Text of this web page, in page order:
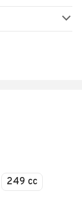
249 cc